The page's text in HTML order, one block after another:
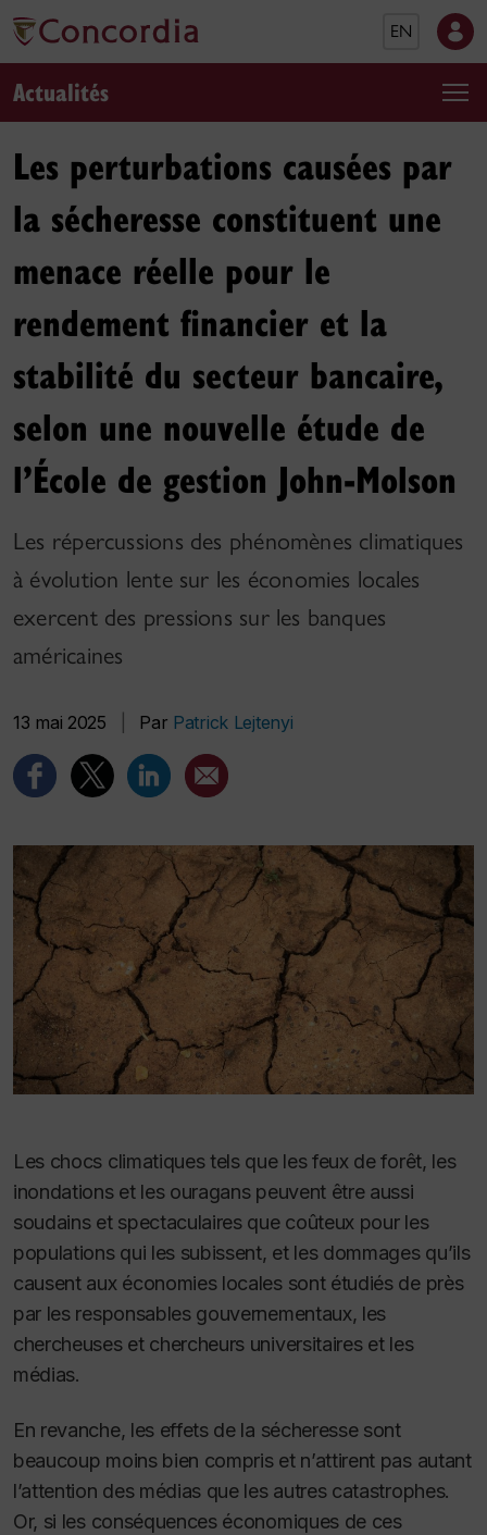
EN
Actualités
Les perturbations causées par
la sécheresse constituent une
menace réelle pour le
rendement financier et la
stabilité du secteur bancaire,
selon une nouvelle étude de
l’École de gestion John-Molson
Les répercussions des phénomènes climatiques
à évolution lente sur les économies locales
exercent des pressions sur les banques
américaines
13 mai 2025 Par Patrick Lejtenyi
Les chocs climatiques tels que les feux de forêt, les
inondations et les ouragans peuvent être aussi
soudains et spectaculaires que coûteux pour les
populations qui les subissent, et les dommages qu’ils
causent aux économies locales sont étudiés de près
par les responsables gouvernementaux, les
chercheuses et chercheurs universitaires et les
médias.
En revanche, les effets de la sécheresse sont
beaucoup moins bien compris et n’attirent pas autant
l’attention des médias que les autres catastrophes.
Or, si les conséquences économiques de ces